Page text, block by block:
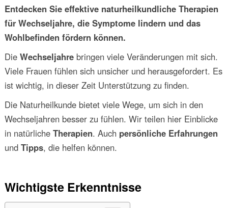
Entdecken Sie effektive naturheilkundliche Therapien
für Wechseljahre, die Symptome lindern und das
Wohlbefinden fördern können.
Die Wechseljahrebringen viele Veränderungen mit sich.
Viele Frauen fühlen sich unsicher und herausgefordert. Es
ist wichtig, in dieser Zeit Unterstützung zu finden.
Die Naturheilkunde bietet viele Wege, um sich in den
Wechseljahren besser zu fühlen. Wir teilen hier Einblicke
in natürliche Therapien. Auch persönliche Erfahrungen
und Tipps, die helfen können.
Wichtigste Erkenntnisse